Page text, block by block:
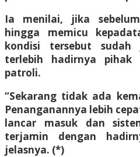
Ia menilai, jika
hingga memicu
kondisi tersebut
terlebih hadirnya pihak
patroli.
“Sekarang tidak ada
Penanganannya lebih
lancar masuk dan
terjamin dengan
jelasnya. (*)